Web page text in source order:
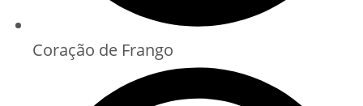
Coração de Frango